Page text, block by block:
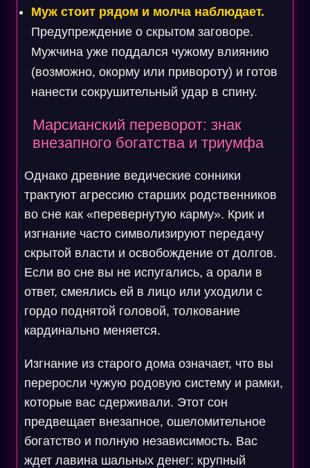
Муж стоит рядом и молча наблюдает.
Предупреждение о скрытом заговоре.
Мужчина уже поддался чужому влиянию
(возможно, окорму или привороту) и готов
нанести сокрушительный удар в спину.
Марсианский переворот: знак
внезапного богатства и триумфа
Однако древние ведические сонники
трактуют агрессию старших родственников
во сне как «перевернутую карму». Крик и
изгнание часто символизируют передачу
скрытой власти и освобождение от долгов.
Если во сне вы не испугались, а орали в
ответ, смеялись ей в лицо или уходили с
гордо поднятой головой, толкование
кардинально меняется.
Изгнание из старого дома означает, что вы
переросли чужую родовую систему и рамки,
которые вас сдерживали. Этот сон
предвещает внезапное, ошеломительное
богатство и полную независимость. Вас
ждет лавина шальных денег: крупный